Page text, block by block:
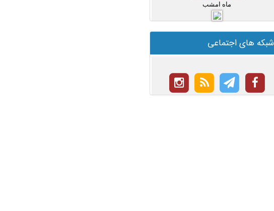
ماه امشب
شبکه های اجتماعی